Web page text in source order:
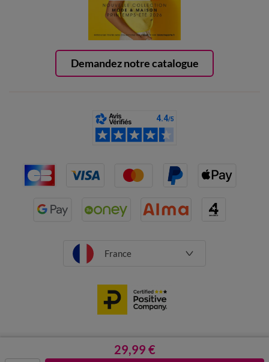
29,99 €
Demandez notre catalogue
France
Données personnelles